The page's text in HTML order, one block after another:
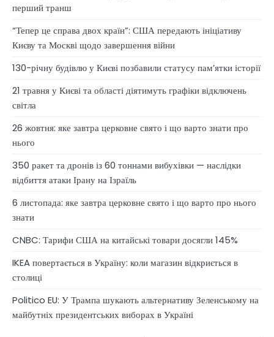
перший транш
“Тепер це справа двох країн”: США передають ініціативу
Києву та Москві щодо завершення війни
130-річну будівлю у Києві позбавили статусу памʼятки історії
21 травня у Києві та області діятимуть графіки відключень
світла
26 жовтня: яке завтра церковне свято і що варто знати про
нього
350 ракет та дронів із 60 тоннами вибухівки — наслідки
відбиття атаки Ірану на Ізраїль
6 листопада: яке завтра церковне свято і що варто про нього
знати
CNBC: Тарифи США на китайські товари досягли 145%
IKEA повертається в Україну: коли магазин відкриється в
столиці
Politico EU: У Трампа шукають альтернативу Зеленському на
майбутніх президентських виборах в Україні